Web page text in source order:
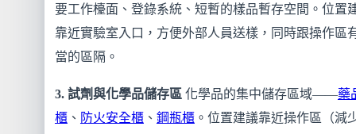
要工作檯面、登錄系統、短暫的樣品暫存空間。位置
靠近實驗室入口，方便外部人員送樣，同時跟操作區
當的區隔。
3. 試劑與化學品儲存區化學品的集中儲存區域——藥
櫃、 防火安全櫃、 鋼瓶櫃。位置建議靠近操作區（減